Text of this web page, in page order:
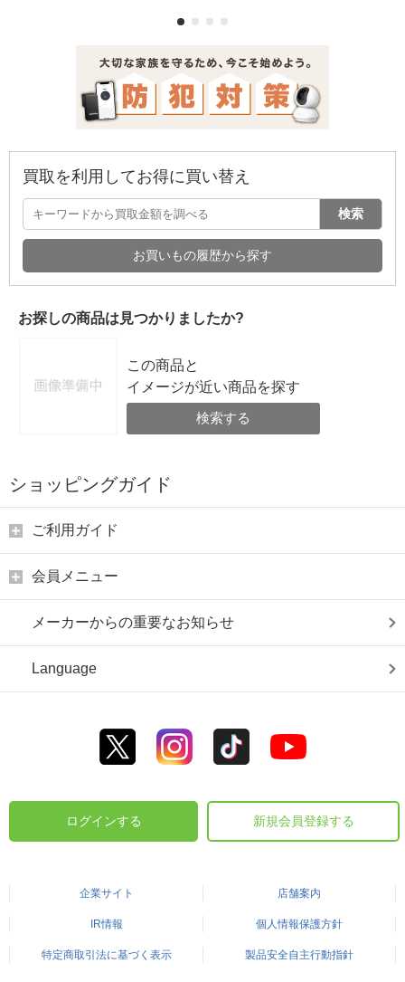
買取を利用してお得に買い替え
検索
お買いもの履歴から探す
お探しの商品は見つかりましたか?
この商品と
イメージが近い商品を探す
検索する
ショッピングガイド
ご利用ガイド
会員メニュー
メーカーからの重要なお知らせ
Language
ログインする 新規会員登録する
企業サイト 店舗案内
IR情報 個人情報保護方針
特定商取引法に基づく表示 製品安全自主行動指針